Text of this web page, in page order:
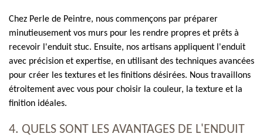
Chez Perle de Peintre, nous commençons par préparer
minutieusement vos murs pour les rendre propres et prêts à
recevoir l'enduit stuc. Ensuite, nos artisans appliquent l'enduit
avec précision et expertise, en utilisant des techniques avancées
pour créer les textures et les finitions désirées. Nous travaillons
étroitement avec vous pour choisir la couleur, la texture et la
finition idéales.
4. QUELS SONT LES AVANTAGES DE L'ENDUIT